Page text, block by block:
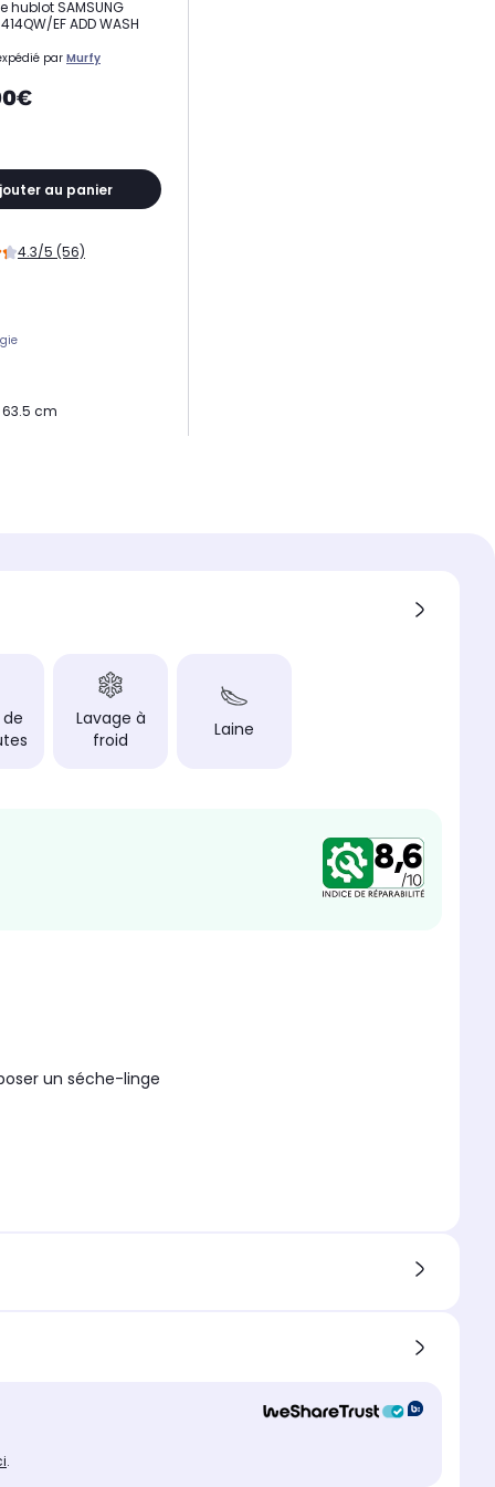
hublot SAMSUNG
EF ADD WASH
par Murfy
au panier
4.3/5 (56)
63.5 cm
différé ou fin différée
Lavage à
froid
Laine
un séche-linge
.